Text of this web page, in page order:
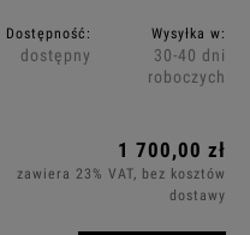
Dostępność:
dostępny
Wysyłka w:
30-40 dni
roboczych
1 700,00 zł
zawiera 23% VAT, bez kosztów
dostawy